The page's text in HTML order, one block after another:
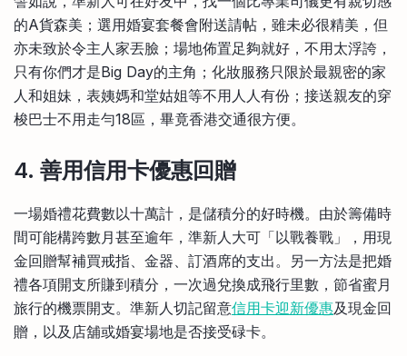
的A貨森美；選用婚宴套餐會附送請帖，雖未必很精美，但
亦未致於令主人家丟臉；場地佈置足夠就好，不用太浮誇，
只有你們才是Big Day的主角；化妝服務只限於最親密的家
人和姐妹，表姨媽和堂姑姐等不用人人有份；接送親友的穿
梭巴士不用走勻18區，畢竟香港交通很方便。
4. 善用信用卡優惠回贈
一場婚禮花費數以十萬計，是儲積分的好時機。由於籌備時
間可能構跨數月甚至逾年，準新人大可「以戰養戰」，用現
金回贈幫補買戒指、金器、訂酒席的支出。另一方法是把婚
禮各項開支所賺到積分，一次過兌換成飛行里數，節省蜜月
旅行的機票開支。準新人切記留意信用卡迎新優惠及現金回
贈，以及店舖或婚宴場地是否接受碌卡。